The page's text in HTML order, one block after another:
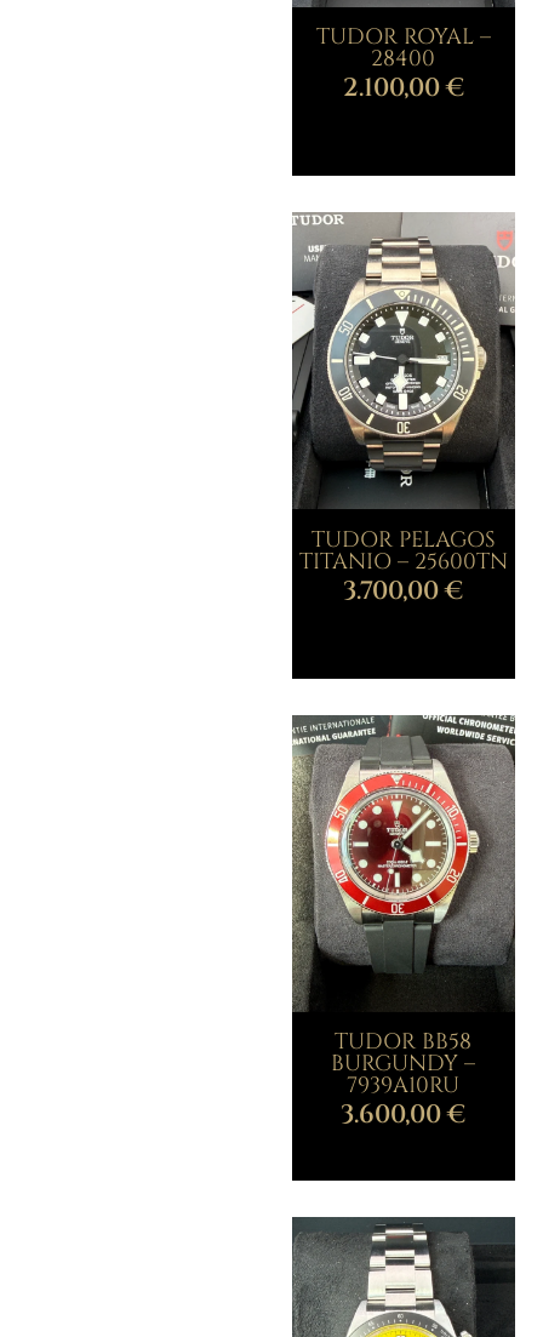
TUDOR ROYAL –
28400
2.100,00€
TUDOR PELAGOS
TITANIO – 25600TN
3.700,00€
TUDOR BB58
BURGUNDY –
7939A10RU
3.600,00€